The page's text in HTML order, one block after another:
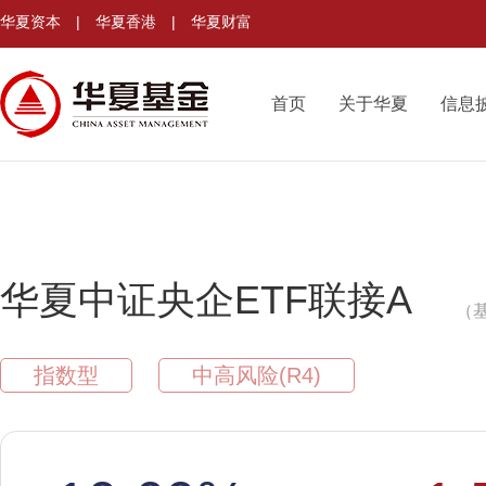
华夏资本 | 华夏香港 | 华夏财富
首页 关于华夏 信息
华夏中证央企ETF联接A （
指数型 中高风险(R4)